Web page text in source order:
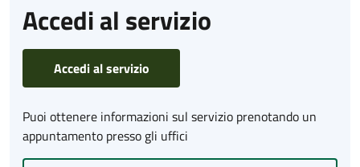
Accedi al servizio
Accedi al servizio
Puoi ottenere informazioni sul servizio prenotando un
appuntamento presso gli uffici